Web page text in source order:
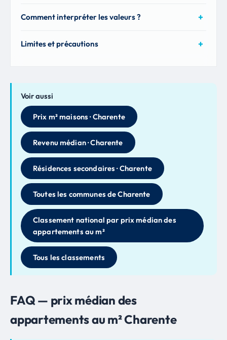
Comment interpréter les valeurs ?
Limites et précautions
Voir aussi
Prix m² maisons · Charente
Revenu médian · Charente
Résidences secondaires · Charente
Toutes les communes de Charente
Classement national par prix médian des
appartements au m²
Tous les classements
FAQ — prix médian des
appartements au m² Charente